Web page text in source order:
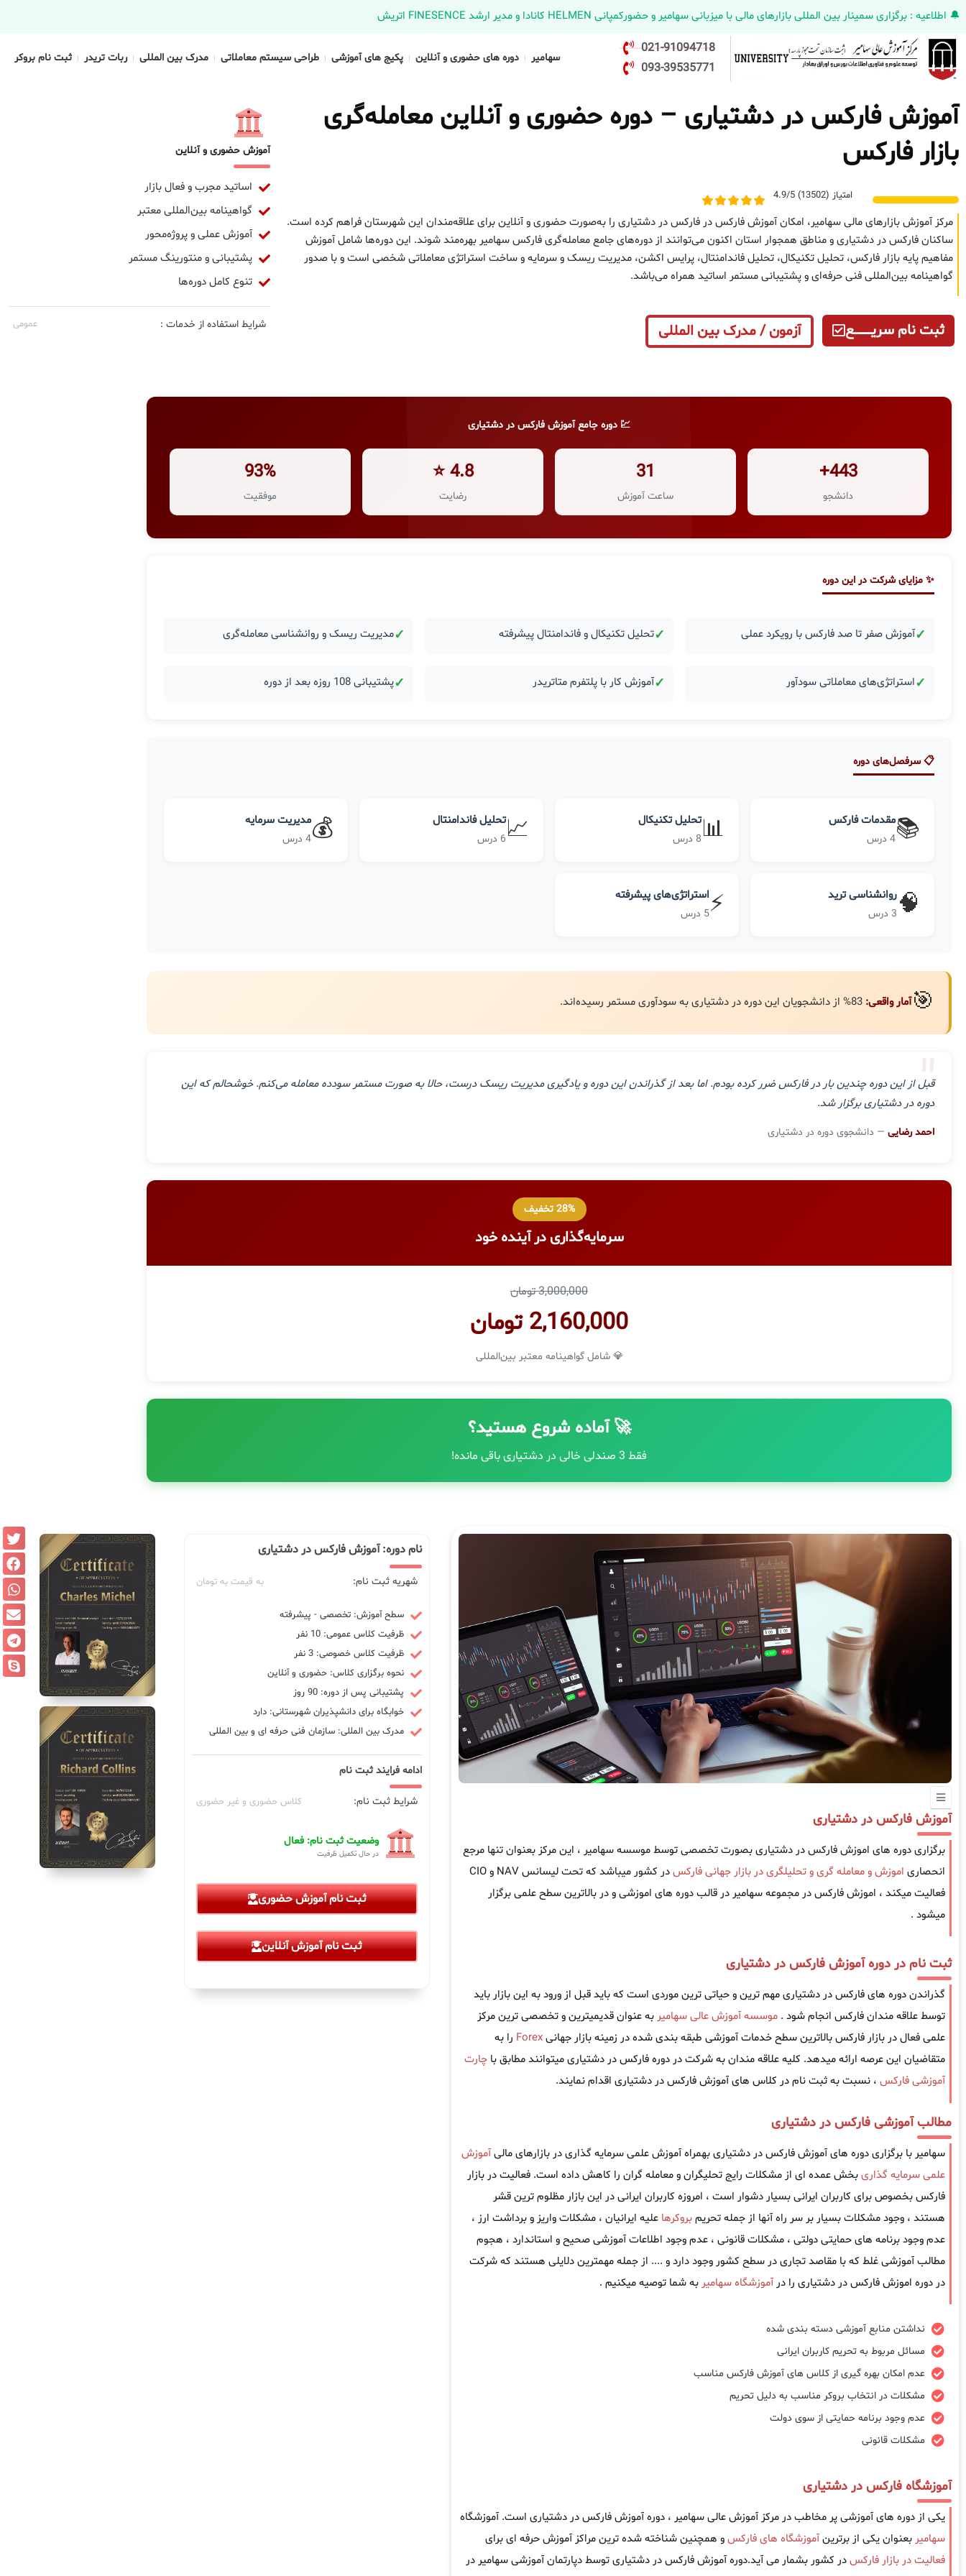
🔔 اطلاعیه : برگزاری سمینار بین المللی بازارهای مالی با میزبانی سهامیر و حضورکمپانی HELMEN کانادا و مدیر ارشد FINESENCE اتریش
021-91094718
093-39535771
سهامیر دوره های حضوری و آنلاین پکیج های آموزشی طراحی سیستم معاملاتی مدرک بین المللی ربات تریدر ثبت نام بروکر
آموزش فارکس در دشتیاری – دوره حضوری و آنلاین معامله‌گری
بازار فارکس
امتیاز (13502) 4.9/5
مرکز آموزش بازارهای مالی سهامیر، امکان آموزش فارکس در فارکس در دشتیاری را به‌صورت حضوری و آنلاین برای علاقه‌مندان این شهرستان فراهم کرده است.
ساکنان فارکس در دشتیاری و مناطق همجوار استان اکنون می‌توانند از دوره‌های جامع معامله‌گری فارکس سهامیر بهره‌مند شوند. این دوره‌ها شامل آموزش
مفاهیم پایه بازار فارکس، تحلیل تکنیکال، تحلیل فاندامنتال، پرایس اکشن، مدیریت ریسک و سرمایه و ساخت استراتژی معاملاتی شخصی است و با صدور
گواهینامه بین‌المللی فنی حرفه‌ای و پشتیبانی مستمر اساتید همراه می‌باشد.
ثبت نام سریــــــــــــع آزمون / مدرک بین المللی
آموزش حضوری و آنلاین
اساتید مجرب و فعال بازار
گواهینامه بین‌المللی معتبر
آموزش عملی و پروژه‌محور
پشتیبانی و منتورینگ مستمر
تنوع کامل دوره‌ها
شرایط استفاده از خدمات : عمومی
💹 دوره جامع آموزش فارکس در دشتیاری
443+
دانشجو
31
ساعت آموزش
4.8 ⭐
رضایت
93%
موفقیت
✨ مزایای شرکت در این دوره
✓آموزش صفر تا صد فارکس با رویکرد عملی ✓تحلیل تکنیکال و فاندامنتال پیشرفته ✓مدیریت ریسک و روانشناسی معامله‌گری
✓استراتژی‌های معاملاتی سودآور ✓آموزش کار با پلتفرم متاتریدر ✓پشتیبانی 108 روزه بعد از دوره
📋 سرفصل‌های دوره
📚مقدمات فارکس
4 درس 📊تحلیل تکنیکال
8 درس 📈تحلیل فاندامنتال
6 درس 💰مدیریت سرمایه
4 درس
🧠روانشناسی ترید
3 درس ⚡استراتژی‌های پیشرفته
5 درس
🎯آمار واقعی:
"
قبل از این دوره چندین بار در فارکس ضرر کرده بودم. اما بعد از گذراندن این دوره و یادگیری مدیریت ریسک درست، حالا به صورت مستمر سودده معامله می‌کنم. خوشحالم که این
دوره در دشتیاری برگزار شد.
احمد رضایی — دانشجوی دوره در دشتیاری
28% تخفیف
سرمایه‌گذاری در آینده خود
3,000,000 تومان
2,160,000 تومان
💎 شامل گواهینامه معتبر بین‌المللی
🚀 آماده شروع هستید؟
فقط 3 صندلی خالی در دشتیاری باقی مانده!
آموزش فارکس در دشتیاری
برگزاری دوره های اموزش فارکس در دشتیاری بصورت تخصصی توسط موسسه سهامیر ، این مرکز بعنوان تنها مرجع
انحصاری اموزش و معامله گری و تحلیلگری در بازار جهانی فارکس
در کشور میباشد که تحت لیسانس NAV و CIO
فعالیت میکند ، اموزش فارکس در مجموعه سهامیر در قالب دوره های اموزشی و در بالاترین سطح علمی برگزار
میشود .
ثبت نام در دوره آموزش فارکس در دشتیاری
گذراندن دوره های فارکس در دشتیاری مهم ترین و حیاتی ترین موردی است که باید قبل از ورود به این بازار باید
توسط علاقه مندان فارکس انجام شود . موسسه آموزش عالی سهامیربه عنوان قدیمیترین و تخصصی ترین مرکز
علمی فعال در بازار فارکس بالاترین سطح خدمات آموزشی طبقه بندی شده در زمینه بازار جهانیForex را به
متقاضیان این عرصه ارائه میدهد. کلیه علاقه مندان به شرکت در دوره فارکس در دشتیاری میتوانند مطابق با چارت
آموزشی فارکس ، نسبت به ثبت نام در کلاس های آموزش فارکس در دشتیاری اقدام نمایند.
مطالب آموزشی فارکس در دشتیاری
سهامیر با برگزاری دوره های آموزش فارکس در دشتیاری بهمراه آموزش علمی سرمایه گذاری در بازارهای مالیآموزش
علمی سرمایه گذاریبخش عمده ای از مشکلات رایج تحلیگران و معامله گران را کاهش داده است. فعالیت در بازار
فارکس بخصوص برای کاربران ایرانی بسیار دشوار است ، امروزه کاربران ایرانی در این بازار مظلوم ترین قشر
هستند ، وجود مشکلات بسیار بر سر راه آنها از جمله تحریمبروکرها علیه ایرانیان ، مشکلات واریز و برداشت ارز ،
عدم وجود برنامه های حمایتی دولتی ، مشکلات قانونی ، عدم وجود اطلاعات آموزشی صحیح و استاندارد ، هجوم
مطالب آموزشی غلط که با مقاصد تجاری در سطح کشور وجود دارد و .... از جمله مهمترین دلایلی هستند که شرکت
در دوره اموزش فارکس در دشتیاری را در آموزشگاه سهامیر به شما توصیه میکنیم .
نداشتن منابع آموزشی دسته بندی شده
مسائل مربوط به تحریم کاربران ایرانی
عدم امکان بهره گیری از کلاس های آموزش فارکس مناسب
مشکلات در انتخاب بروکر مناسب به دلیل تحریم
عدم وجود برنامه حمایتی از سوی دولت
مشکلات قانونی
آموزشگاه فارکس در دشتیاری
یکی از دوره های آموزشی پر مخاطب در مرکز آموزش عالی سهامیر ، دوره آموزش فارکس در دشتیاری است. آموزشگاه
سهامیر بعنوان یکی از برترینآموزشگاه های فارکسو همچنین شناخته شده ترین مراکز آموزش حرفه ای برای
فعالیت در بازار فارکسدر کشور بشمار می آید.دوره آموزش فارکس در دشتیاری توسط دپارتمان آموزشی سهامیر در
نام دوره: آموزش فارکس در دشتیاری
شهریه ثبت نام: به قیمت به تومان
سطح آموزش: تخصصی - پیشرفته
ظرفیت کلاس عمومی: 10 نفر
ظرفیت کلاس خصوصی: 3 نفر
نحوه برگزاری کلاس: حضوری و آنلاین
پشتیبانی پس از دوره: 90 روز
خوابگاه برای دانشپذیران شهرستانی: دارد
مدرک بین المللی: سازمان فنی حرفه ای و بین المللی
ادامه فرایند ثبت نام
شرایط ثبت نام: کلاس حضوری و غیر حضوری
وضعیت ثبت نام: فعال
در حال تکمیل ظرفیت
ثبت نام آموزش حضوری
ثبت نام آموزش آنلاین